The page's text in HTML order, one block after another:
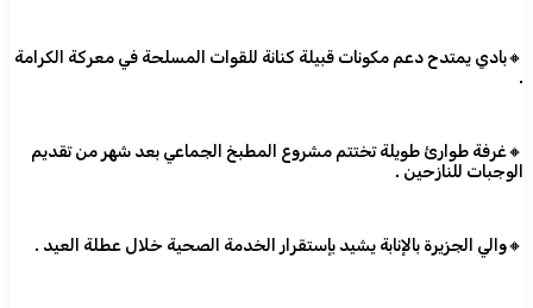
🔸بادي يمتدح دعم مكونات قبيلة كنانة للقوات المسلحة في معركة الكرامة
.
🔸غرفة طوارئ طويلة تختتم مشروع المطبخ الجماعي بعد شهر من تقديم
الوجبات للنازحين .
🔸والي الجزيرة بالإنابة يشيد بإستقرار الخدمة الصحية خلال عطلة العيد .